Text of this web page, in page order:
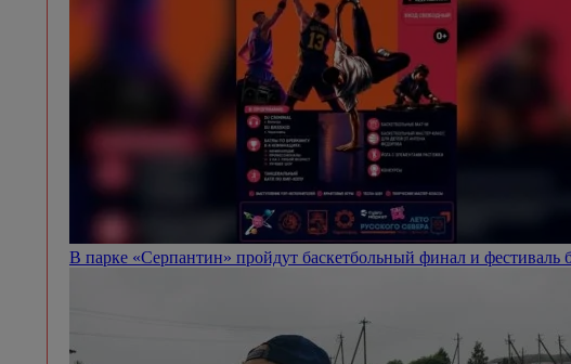
В парке «Серпантин» пройдут баскетбольный финал и фестиваль